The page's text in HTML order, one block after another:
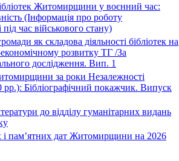
Житомирщини у воєнний час:
(Інформація про роботу
під час військового стану)
як складова діяльності бібліотек на
розвитку ТГ /За
дослідження. Вип. 1
за роки Незалежності
рр.): Бібліографічний покажчик. Випуск
до відділу гуманітарних видань
і пам’ятних дат Житомирщини на 2026